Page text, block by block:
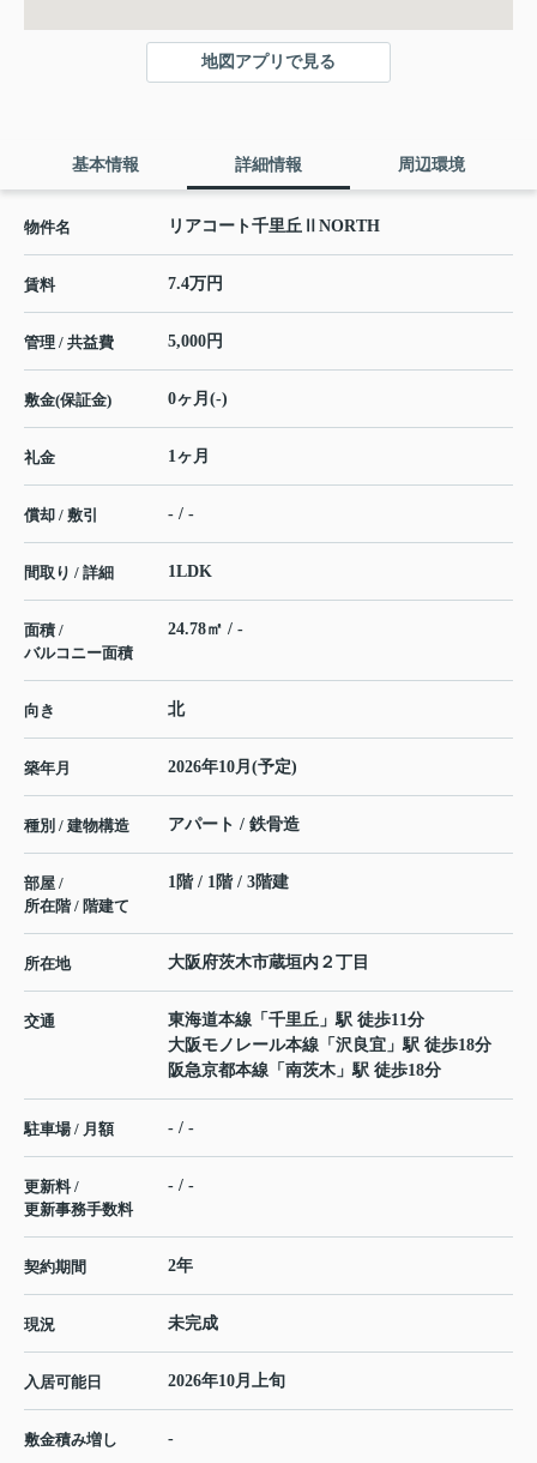
地図アプリで見る
基本情報 詳細情報 周辺環境
物件名 リアコート千里丘ⅡNORTH
賃料 7.4万円
管理 / 共益費 5,000円
敷金(保証金) 0ヶ月(-)
礼金 1ヶ月
償却 / 敷引 - / -
間取り / 詳細 1LDK
面積 /
バルコニー面積
24.78㎡ / -
向き 北
築年月 2026年10月(予定)
種別 / 建物構造 アパート / 鉄骨造
部屋 /
所在階 / 階建て
1階 / 1階 / 3階建
所在地 大阪府茨木市蔵垣内 ２丁目
交通 東海道本線 「 千里丘 」駅 徒歩11分
大阪モノレール本線 「 沢良宜 」駅 徒歩18分
阪急京都本線 「 南茨木 」駅 徒歩18分
駐車場 / 月額 - / -
更新料 /
更新事務手数料
- / -
契約期間 2年
現況 未完成
入居可能日 2026年10月上旬
敷金積み増し -